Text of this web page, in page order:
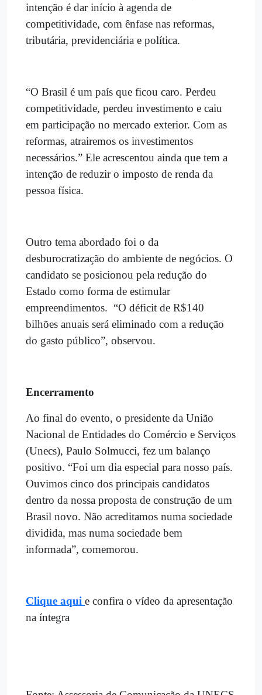
intenção é dar início à agenda de
competitividade, com ênfase nas reformas,
tributária, previdenciária e política.
“O Brasil é um país que ficou caro. Perdeu
competitividade, perdeu investimento e caiu
em participação no mercado exterior. Com as
reformas, atrairemos os investimentos
necessários.” Ele acrescentou ainda que tem a
intenção de reduzir o imposto de renda da
pessoa física.
Outro tema abordado foi o da
desburocratização do ambiente de negócios. O
candidato se posicionou pela redução do
Estado como forma de estimular
empreendimentos. “O déficit de R$140
bilhões anuais será eliminado com a redução
do gasto público”, observou.
Encerramento
Ao final do evento, o presidente da União
Nacional de Entidades do Comércio e Serviços
(Unecs), Paulo Solmucci, fez um balanço
positivo. “Foi um dia especial para nosso país.
Ouvimos cinco dos principais candidatos
dentro da nossa proposta de construção de um
Brasil novo. Não acreditamos numa sociedade
dividida, mas numa sociedade bem
informada”, comemorou.
Clique aqui e confira o vídeo da apresentação
na íntegra